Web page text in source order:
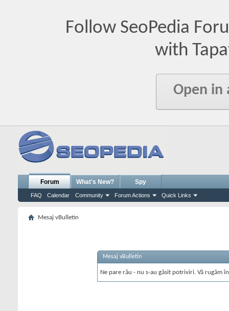
Follow SeoPedia
with
Open in
Forum
FAQ Calendar Community Forum Actions Quick Links
What's New? Spy
Mesaj vBulletin
Mesaj vBulletin
Ne pare rău - nu s-au găsit potriviri. Vă rugăm